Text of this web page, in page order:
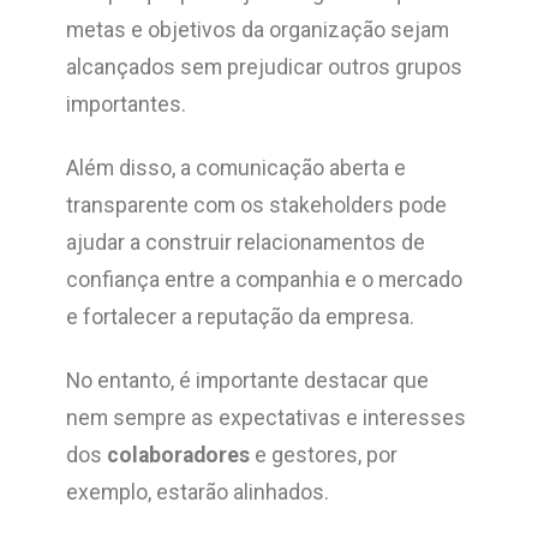
metas e objetivos da organização sejam
alcançados sem prejudicar outros grupos
importantes.
Além disso, a comunicação aberta e
transparente com os stakeholders pode
ajudar a construir relacionamentos de
confiança entre a companhia e o mercado
e fortalecer a reputação da empresa.
No entanto, é importante destacar que
nem sempre as expectativas e interesses
dos colaboradores e gestores, por
exemplo, estarão alinhados.